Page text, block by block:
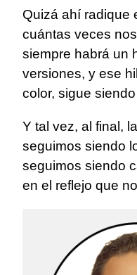
Quizá ahí radique
cuántas veces
siempre habrá un
versiones, y ese
color, sigue
Y tal vez, al final,
seguimos siendo
seguimos siendo
en el reflejo que